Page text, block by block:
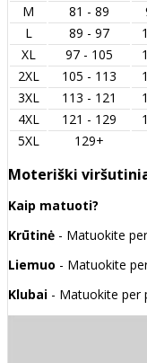
M
81 - 89
L
89 - 97
XL
97 - 105
2XL
105 - 113
3XL
113 - 121
4XL
121 - 129
5XL
129+
Moteriški
Kaip matuoti?
Krūtinė - Matuokite
Liemuo - Matuokite
Klubai - Matuokite per